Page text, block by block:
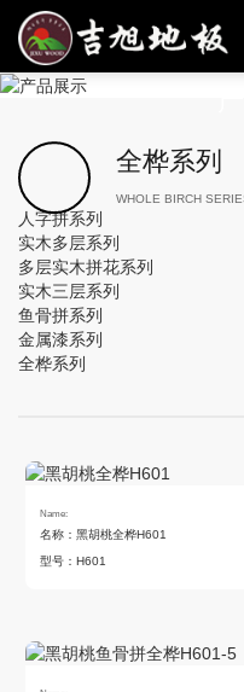
全桦系列
WHOLE BIRCH
人字拼系列
实木多层系列
多层实木拼花系列
实木三层系列
鱼骨拼系列
金属漆系列
全桦系列
Name:
名称：黑胡桃全桦H601
型号：H601